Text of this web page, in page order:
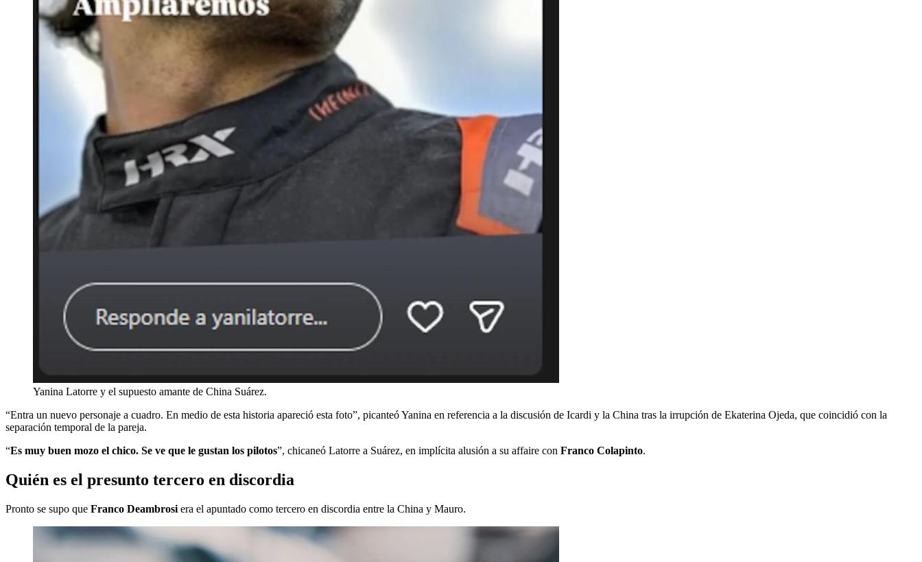
Yanina Latorre y el supuesto amante de China Suárez.
“Entra un nuevo personaje a cuadro. En medio de esta historia apareció esta foto”, picanteó Yanina en referencia a la discusión de Icardi y la China tras la irrupción de Ekaterina Ojeda, que coincidió con la
separación temporal de la pareja.
“Es muy buen mozo el chico. Se ve que le gustan los pilotos”, chicaneó Latorre a Suárez, en implícita alusión a su affaire con Franco Colapinto.
Quién es el presunto tercero en discordia
Pronto se supo que Franco Deambrosi era el apuntado como tercero en discordia entre la China y Mauro.